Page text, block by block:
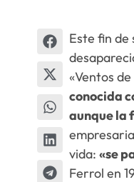
Este fin de
«Ventos
conocida
aunque la
vida:«se
Ferrol en